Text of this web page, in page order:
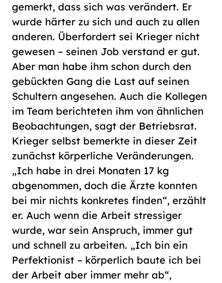
gemerkt, dass sich was verändert. Er
wurde härter zu sich und auch zu allen
anderen. Überfordert sei Krieger nicht
gewesen – seinen Job verstand er gut.
Aber man habe ihm schon durch den
gebückten Gang die Last auf seinen
Schultern angesehen. Auch die Kollegen
im Team berichteten ihm von ähnlichen
Beobachtungen, sagt der Betriebsrat.
Krieger selbst bemerkte in dieser Zeit
zunächst körperliche Veränderungen.
„Ich habe in drei Monaten 17 kg
abgenommen, doch die Ärzte konnten
bei mir nichts konkretes finden“, erzählt
er. Auch wenn die Arbeit stressiger
wurde, war sein Anspruch, immer gut
und schnell zu arbeiten. „Ich bin ein
Perfektionist – körperlich baute ich bei
der Arbeit aber immer mehr ab“,